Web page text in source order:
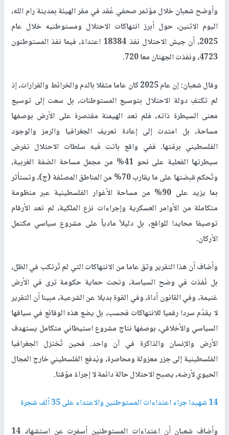
وأوضح شعبان خلال مؤتمر صحفي عُقد في مقر الهيئة بمدينة رام الله،
اليوم الاثنين، حول أبرز انتهاكات الاحتلال ومستوطنيه خلال عام
2025، أن جيش الاحتلال نفذ 18384 اعتداءً، فيما نفذ المستوطنون
4723، ونفذت الجهتان معا 720.
وقال شعبان: إن عام 2025 كان عاما مثقلا بالدم والخرائط والقرارات، إذ
لم تكتفِ دولة الاحتلال بتوسيع المستوطنات، بل سعت إلى توسيع
معنى السيطرة ذاته، فلم تعد الهيمنة مقتصرة على الأرض بوصفها
مساحة، بل امتدت إلى إعادة تعريف الجغرافيا والرمز والوجود
الفلسطيني برمّتها. ففي واقع باتت فيه سلطات الاحتلال تفرض
سيطرتها الفعلية على نحو 41% من مجمل مساحة الضفة الغربية،
وتُحكم قبضتها على ما يقارب 70% من المناطق المصنّفة (ج)، وتستأثر
بما يزيد على 90% من مساحة الأغوار الفلسطينية عبر منظومة
متكاملة من الأوامر العسكرية وإجراءات نزع الملكية، لم تعد الأرقام
توصيفا محايدا للواقع، بل دليلاً مادياً على مشروع سياسي مكتمل
الأركان.
وأضاف أن هذا التقرير وثق عاما من الانتهاكات التي لم تُرتكب في الظل،
بل نُفذت في وضح السياسة، وتحت حماية حكومة ترى في الأرض
غنيمة، وفي القانون أداة، وفي القوة بديلا عن الشرعية، مبينا أن التقرير
لا يقدّم سردا رقميا للانتهاكات فحسب، بل يضع هذه الوقائع في سياقها
السياسي والأخلاقي، بوصفها نتاج مشروع استيطاني متكامل يستهدف
الأرض والإنسان والذاكرة في آن واحد. فحين تُختزل الجغرافيا
الفلسطينية إلى جزر معزولة ومحاصرة، ويُدفع الفلسطيني خارج المجال
الحيوي لأرضه، يصبح الاحتلال حالة دائمة لا إجراءً مؤقتا.
14 شهيدا جراء اعتداءات المستوطنين والاعتداء على 35 ألف شجرة
وأضاف شعبان أن اعتداءات المستوطنين أسفرت عن استشهاد 14